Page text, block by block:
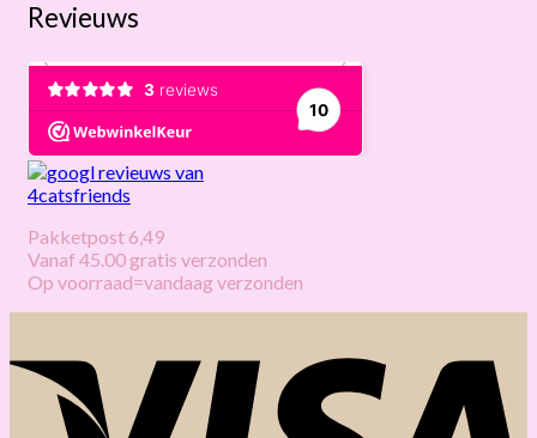
Revieuws
Pakketpost 6,49
Vanaf 45.00 gratis verzonden
Op voorraad=vandaag verzonden